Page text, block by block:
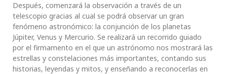
Después, comenzará la observación a través de un
telescopio gracias al cual se podrá observar un gran
fenómeno astronómico: la conjunción de los planetas
Júpiter, Venus y Mercurio. Se realizará un recorrido guiado
por el firmamento en el que un astrónomo nos mostrará las
estrellas y constelaciones más importantes, contando sus
historias, leyendas y mitos, y enseñando a reconocerlas en